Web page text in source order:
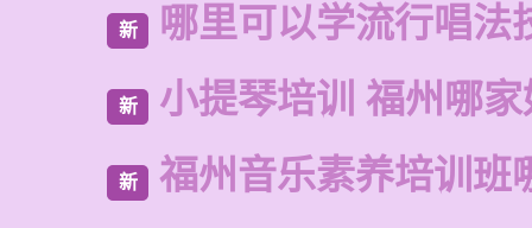
新 哪里可以学流行唱法
新 小提琴培训 福州哪
新 福州音乐素养培训班